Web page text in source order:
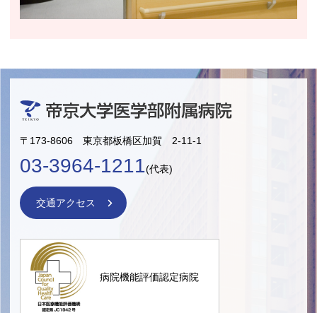
〒173-8606 東京都板橋区加賀 2-11-1
03-3964-1211(代表)
交通アクセス
病院機能評価認定病院